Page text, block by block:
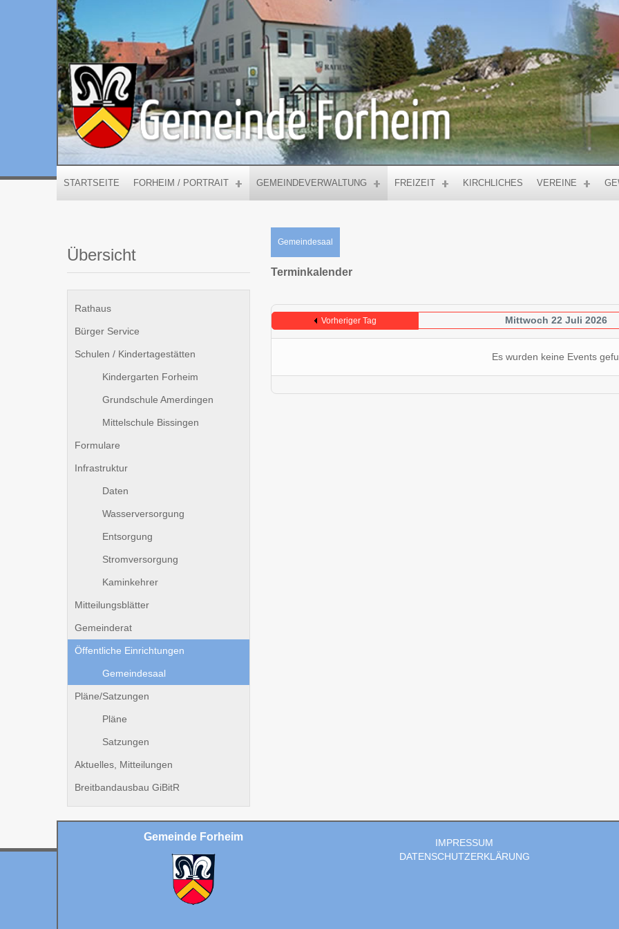
STARTSEITE FORHEIM / PORTRAIT GEMEINDEVERWALTUNG FREIZEIT KIRCHLICHES VEREINE
Übersicht
Rathaus
Bürger Service
Schulen / Kindertagestätten
Kindergarten Forheim
Grundschule Amerdingen
Mittelschule Bissingen
Formulare
Infrastruktur
Daten
Wasserversorgung
Entsorgung
Stromversorgung
Kaminkehrer
Mitteilungsblätter
Gemeinderat
Öffentliche Einrichtungen
Gemeindesaal
Pläne/Satzungen
Pläne
Satzungen
Aktuelles, Mitteilungen
Breitbandausbau GiBitR
Gemeindesaal
Terminkalender
Vorheriger Tag Mittwoch 22 Juli 2026
Es wurden keine Events
Gemeinde Forheim
IMPRESSUM
DATENSCHUTZERKLÄRUNG